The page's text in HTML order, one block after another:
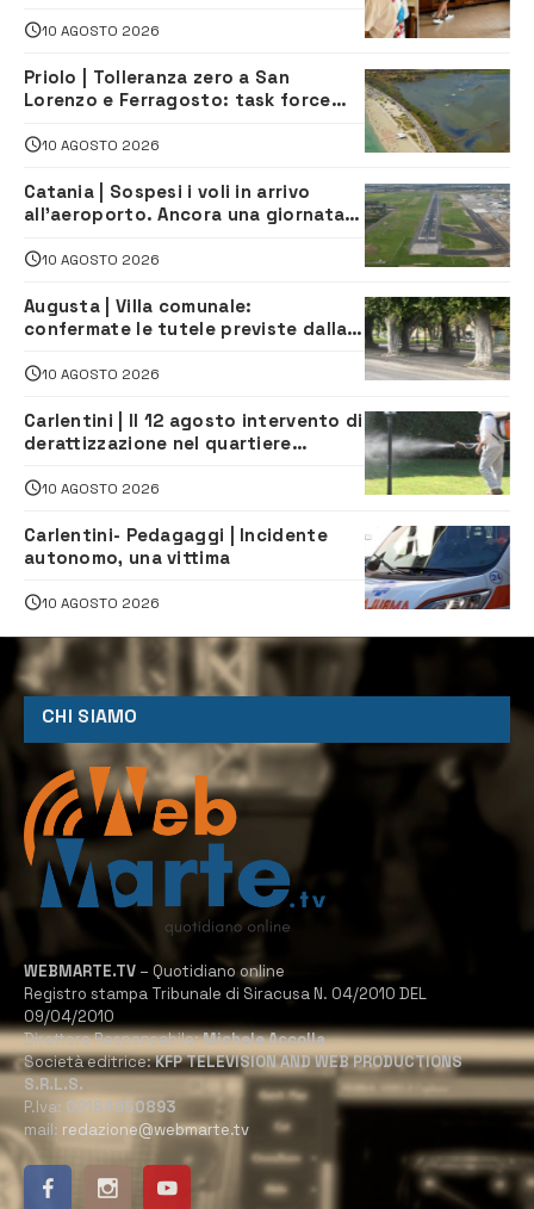
indipendenza
10 AGOSTO 2026
Priolo | Tolleranza zero a San
Lorenzo e Ferragosto: task force
navette gratuite
10 AGOSTO 2026
Catania | Sospesi i voli in arrivo
all’aeroporto. Ancora una giornata
10 AGOSTO 2026
Augusta | Villa comunale:
confermate le tutele previste dalla
10 AGOSTO 2026
Carlentini | Il 12 agosto intervento di
derattizzazione nel quartiere
10 AGOSTO 2026
Carlentini- Pedagaggi | Incidente
autonomo, una vittima
10 AGOSTO 2026
CHI SIAMO
WEBMARTE.TV – Quotidiano online
Registro stampa Tribunale di Siracusa N. 04/2010 DEL
09/04/2010
Direttore Responsabile:Michele Accolla
Società editrice:KFP TELEVISION AND WEB PRODUCTIONS
S.R.L.S.
P.Iva: 02184950893
mail: redazione@webmarte.tv